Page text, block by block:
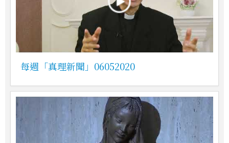
每週「真理新聞」06052020